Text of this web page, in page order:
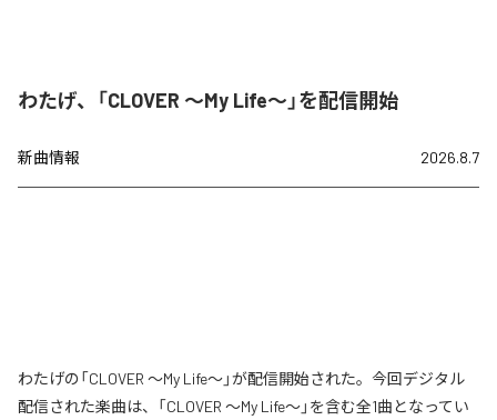
わたげ、「CLOVER ～My Life～」を配信開始
新曲情報 2026.8.7
わたげの「CLOVER ～My Life～」が配信開始された。今回デジタル
配信された楽曲は、「CLOVER ～My Life～」を含む全1曲となってい